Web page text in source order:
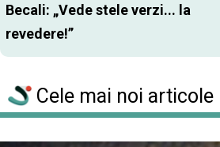
Becali: „Vede stele verzi... la
revedere!”
Cele mai noi articole